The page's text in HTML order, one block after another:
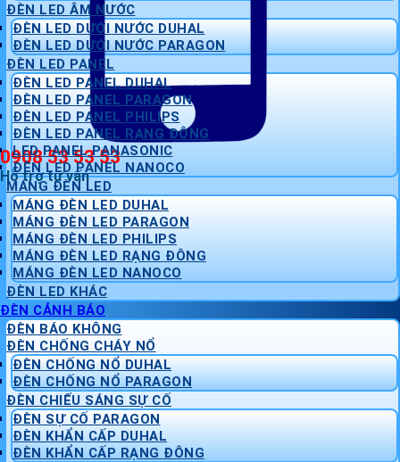
0908 53 53 53
Hỗ trợ tư vấn
ĐÈN LED ÂM NƯỚC
ĐÈN LED DƯỚI NƯỚC DUHAL
ĐÈN LED DƯỚI NƯỚC PARAGON
ĐÈN LED PANEL
ĐÈN LED PANEL DUHAL
ĐÈN LED PANEL PARAGON
ĐÈN LED PANEL PHILIPS
ĐÈN LED PANEL RẠNG ĐÔNG
LED PANEL PANASONIC
ĐÈN LED PANEL NANOCO
MÁNG ĐÈN LED
MÁNG ĐÈN LED DUHAL
MÁNG ĐÈN LED PARAGON
MÁNG ĐÈN LED PHILIPS
MÁNG ĐÈN LED RẠNG ĐÔNG
MÁNG ĐÈN LED NANOCO
ĐÈN LED KHÁC
ĐÈN CẢNH BÁO
ĐÈN BÁO KHÔNG
ĐÈN CHỐNG CHÁY NỔ
ĐÈN CHỐNG NỔ DUHAL
ĐÈN CHỐNG NỔ PARAGON
ĐÈN CHIẾU SÁNG SỰ CỐ
ĐÈN SỰ CỐ PARAGON
ĐÈN KHẨN CẤP DUHAL
ĐÈN KHẨN CẤP RẠNG ĐÔNG